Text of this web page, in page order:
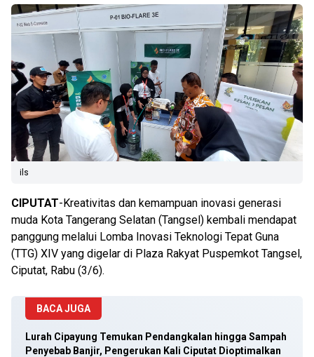
ils
CIPUTAT-Kreativitas dan kemampuan inovasi generasi
muda Kota Tangerang Selatan (Tangsel) kembali mendapat
panggung melalui Lomba Inovasi Teknologi Tepat Guna
(TTG) XIV yang digelar di Plaza Rakyat Puspemkot Tangsel,
Ciputat, Rabu (3/6).
BACA JUGA
Lurah Cipayung Temukan Pendangkalan hingga Sampah
Penyebab Banjir, Pengerukan Kali Ciputat Dioptimalkan